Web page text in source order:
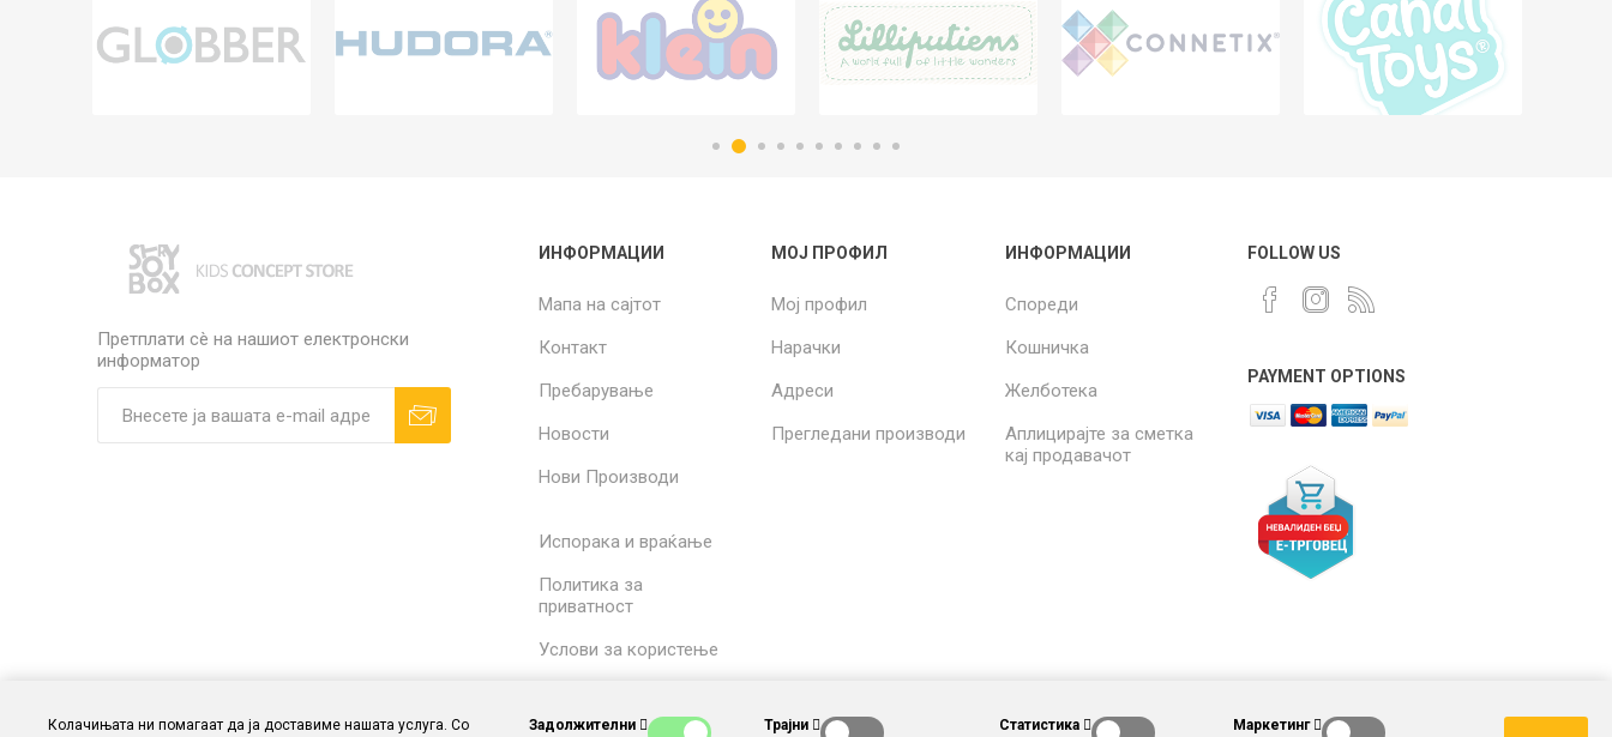
Претплати сè на нашиот електронски
информатор
ИНФОРМАЦИИ
Мапа на сајтот
Контакт
Пребарување
Новости
Нови Производи
Испорака и враќање
Политика за
приватност
Услови за користење
МОЈ ПРОФИЛ
Мој профил
Нарачки
Адреси
Прегледани производи
ИНФОРМАЦИИ
Спореди
Кошничка
Желботека
Аплицирајте за сметка
кај продавачот
FOLLOW US
PAYMENT OPTIONS
Колачињата ни помагаат да ја доставиме нашата услуга. Со
Задолжителни Трајни Статистика Маркетинг